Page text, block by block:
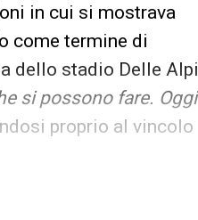
in cui si mostrava
come termine di
dello stadio Delle Alpi
si possono fare. Oggi
proprio al vincolo
già fatti per la